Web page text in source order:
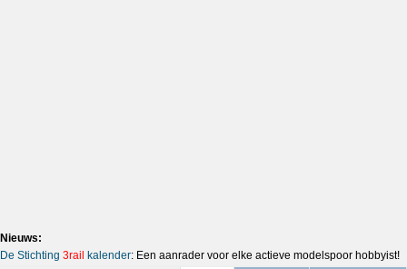
Nieuws:
De Stichting 3rail kalender: Een aanrader voor elke actieve modelspoor hobbyist!